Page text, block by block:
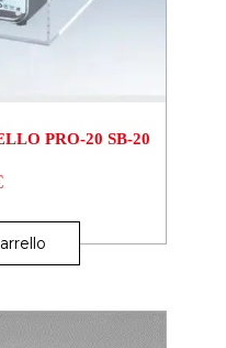
PRO-20 SB-20